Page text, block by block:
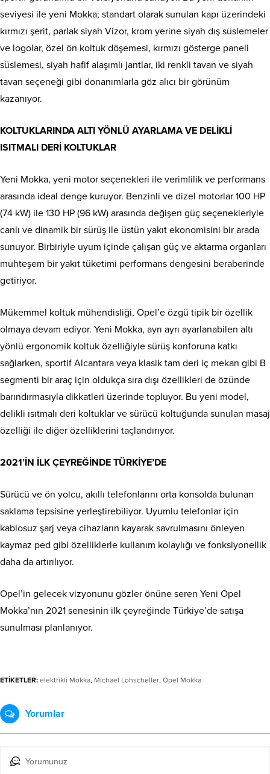
seviyesi ile yeni Mokka; standart olarak sunulan kapı üzerindeki
kırmızı şerit, parlak siyah Vizor, krom yerine siyah dış süslemeler
ve logolar, özel ön koltuk döşemesi, kırmızı gösterge paneli
süslemesi, siyah hafif alaşımlı jantlar, iki renkli tavan ve siyah
tavan seçeneği gibi donanımlarla göz alıcı bir görünüm
kazanıyor.
KOLTUKLARINDA ALTI YÖNLÜ AYARLAMA VE DELİKLİ
ISITMALI DERİ KOLTUKLAR
Yeni Mokka, yeni motor seçenekleri ile verimlilik ve performans
arasında ideal denge kuruyor. Benzinli ve dizel motorlar 100 HP
(74 kW) ile 130 HP (96 kW) arasında değişen güç seçenekleriyle
canlı ve dinamik bir sürüş ile üstün yakıt ekonomisini bir arada
sunuyor. Birbiriyle uyum içinde çalışan güç ve aktarma organları
muhteşem bir yakıt tüketimi performans dengesini beraberinde
getiriyor.
Mükemmel koltuk mühendisliği, Opel’e özgü tipik bir özellik
olmaya devam ediyor. Yeni Mokka, ayrı ayrı ayarlanabilen altı
yönlü ergonomik koltuk özelliğiyle sürüş konforuna katkı
sağlarken, sportif Alcantara veya klasik tam deri iç mekan gibi B
segmenti bir araç için oldukça sıra dışı özellikleri de özünde
barındırmasıyla dikkatleri üzerinde topluyor. Bu yeni model,
delikli ısıtmalı deri koltuklar ve sürücü koltuğunda sunulan masaj
özelliği ile diğer özelliklerini taçlandırıyor.
2021’İN İLK ÇEYREĞİNDE TÜRKİYE’DE
Sürücü ve ön yolcu, akıllı telefonlarını orta konsolda bulunan
saklama tepsisine yerleştirebiliyor. Uyumlu telefonlar için
kablosuz şarj veya cihazların kayarak savrulmasını önleyen
kaymaz ped gibi özelliklerle kullanım kolaylığı ve fonksiyonellik
daha da artırılıyor.
Opel’in gelecek vizyonunu gözler önüne seren Yeni Opel
Mokka’nın 2021 senesinin ilk çeyreğinde Türkiye’de satışa
sunulması planlanıyor.
ETİKETLER: elektrikli Mokka, Michael Lohscheller, Opel Mokka
Yorumlar